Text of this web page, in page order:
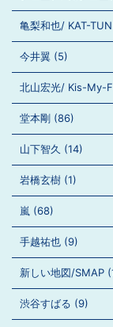
亀梨和也/ KAT-
今井翼 (5)
北山宏光/ Kis-My-
堂本剛 (86)
山下智久 (14)
岩橋玄樹 (1)
嵐 (68)
手越祐也 (9)
新しい地図/SMAP
渋谷すばる (9)